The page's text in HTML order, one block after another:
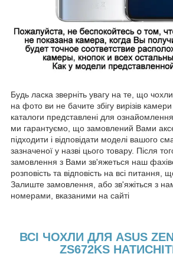
Будь ласка зверніть увагу на те, що
на фото ви не бачите збігу вирізів камери
каталоги представлені для
ми гарантуємо, що замовлений Вами
підходити і відповідати моделі вашого
зазначеної у назві цього товару. Після
замовлення з Вами зв'яжеться наш
розповість та відповість на всі питання,
Залиште замовлення, або зв'яжіться з
номерами, вказаними на сайті
ВСІ ЧОХЛИ ДЛЯ ASUS
ZS672KS